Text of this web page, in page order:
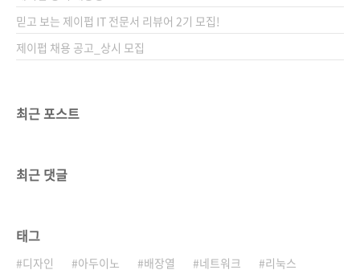
믿고 보는 제이펍 IT 전문서 리뷰어 2기 모집!
제이펍 채용 공고_상시 모집
최근 포스트
최근 댓글
태그
디자인 아두이노 배장열 네트워크
리눅스